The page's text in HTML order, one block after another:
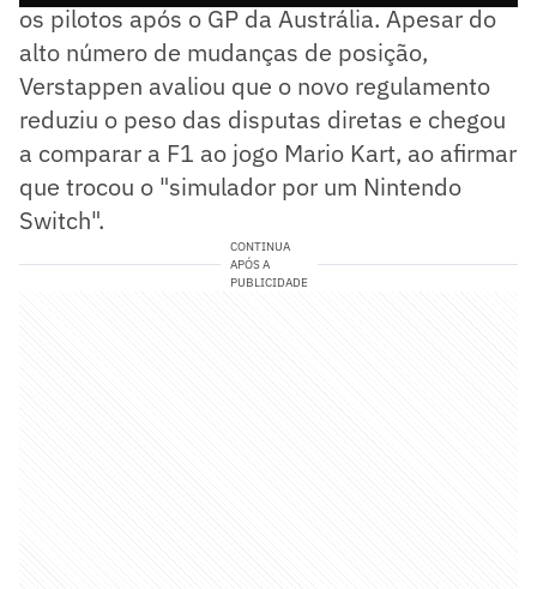
os pilotos após o GP da Austrália. Apesar do
alto número de mudanças de posição,
Verstappen avaliou que o novo regulamento
reduziu o peso das disputas diretas e chegou
a comparar a F1 ao jogo Mario Kart, ao afirmar
que trocou o "simulador por um Nintendo
Switch".
CONTINUA
APÓS A
PUBLICIDADE